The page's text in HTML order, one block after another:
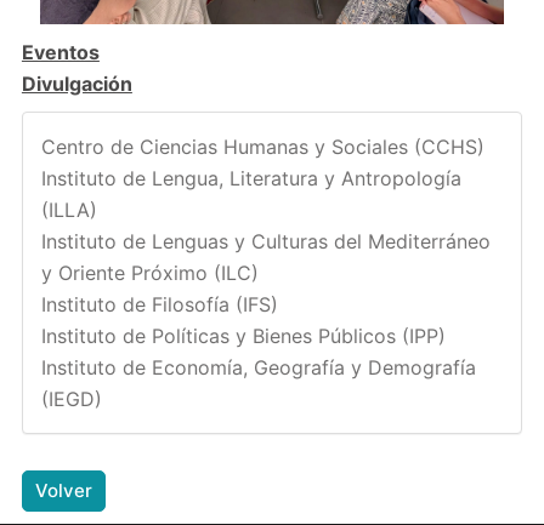
Eventos
Divulgación
Centro de Ciencias Humanas y Sociales (CCHS)
Instituto de Lengua, Literatura y Antropología
(ILLA)
Instituto de Lenguas y Culturas del Mediterráneo
y Oriente Próximo (ILC)
Instituto de Filosofía (IFS)
Instituto de Políticas y Bienes Públicos (IPP)
Instituto de Economía, Geografía y Demografía
(IEGD)
Volver